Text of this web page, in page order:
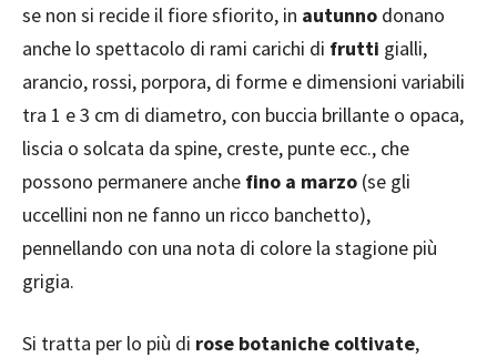
se non si recide il fiore sfiorito, in autunno donano
anche lo spettacolo di rami carichi di frutti gialli,
arancio, rossi, porpora, di forme e dimensioni variabili
tra 1 e 3 cm di diametro, con buccia brillante o opaca,
liscia o solcata da spine, creste, punte ecc., che
possono permanere anche fino a marzo (se gli
uccellini non ne fanno un ricco banchetto),
pennellando con una nota di colore la stagione più
grigia.
Si tratta per lo più di rose botaniche coltivate,